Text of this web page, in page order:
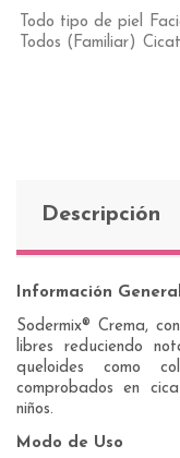
Todo tipo de piel
Todos (Familiar)
Descripción
Información General
Sodermix® Crema,
libres reduciendo
queloides como
comprobados en
niños.
Modo de Uso